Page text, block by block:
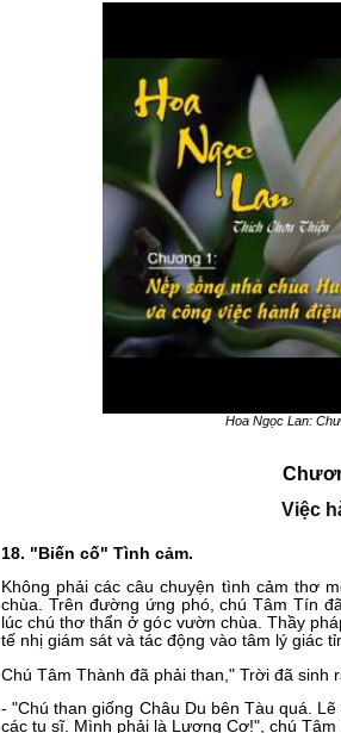
Hoa Ngọc Lan:
Việc
18. "Biến cố" Tình cảm.
Không phải các câu chuyện tình cảm thơ
chùa. Trên đường ứng phó, chú Tâm Tín
lúc chú thơ thẩn ở góc vườn chùa. Thầy
tế nhị giám sát và tác động vào tâm lý giác
Chú Tâm Thành đã phải than," Trời đã sinh
- "Chú than giống Châu Du bên Tàu quá.
các tu sĩ. Mình phải là Lượng Cơ!", chú Tâm